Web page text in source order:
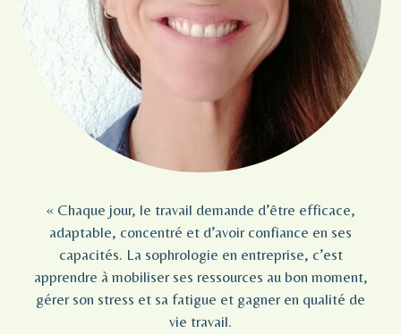
« Chaque jour, le travail demande d’être efficace,
adaptable, concentré et d’avoir confiance en ses
capacités. La sophrologie en entreprise, c’est
apprendre à mobiliser ses ressources au bon moment,
gérer son stress et sa fatigue et gagner en qualité de
vie travail.